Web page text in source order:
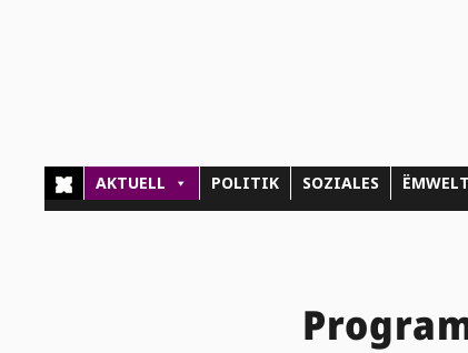
AKTUELL POLITIK SOZIALES ËMWELT